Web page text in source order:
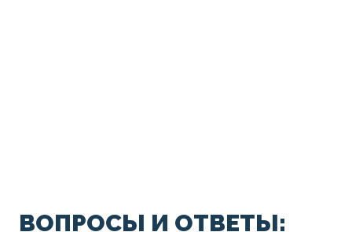
ВОПРОСЫ И ОТВЕТЫ: